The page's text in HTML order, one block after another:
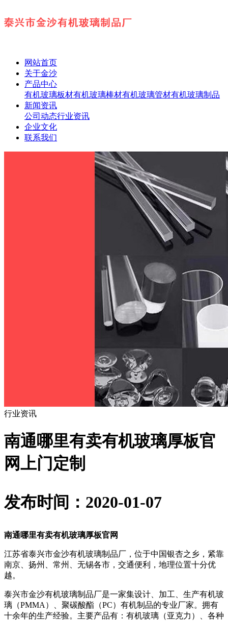
网站首页
关于金沙
产品中心
有机玻璃板材有机玻璃棒材有机玻璃管材有机玻璃制品
新闻资讯
公司动态行业资讯
企业文化
联系我们
行业资讯
南通哪里有卖有机玻璃厚板官
网上门定制
发布时间：2020-01-07
南通哪里有卖有机玻璃厚板官网
江苏省泰兴市金沙有机玻璃制品厂，位于中国银杏之乡，紧靠
南京、扬州、常州、无锡各市，交通便利，地理位置十分优
越。
泰兴市金沙有机玻璃制品厂是一家集设计、加工、生产有机玻
璃（PMMA）、聚碳酸酯（PC）有机制品的专业厂家。拥有
十余年的生产经验。主要产品有：有机玻璃（亚克力）、各种